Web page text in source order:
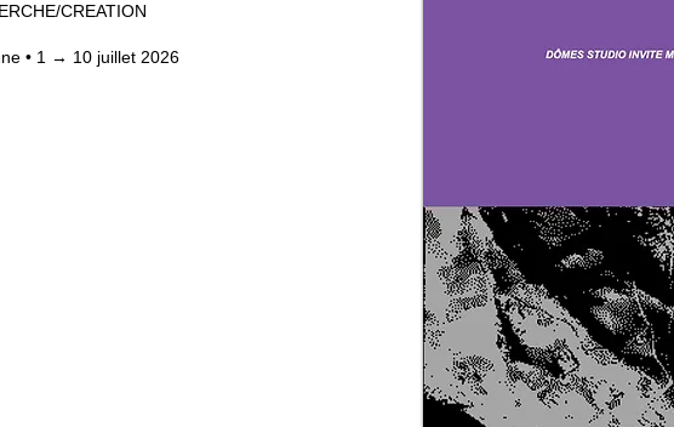
CREATION
• 1 → 10 juillet 2026